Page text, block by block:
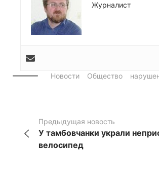
Журналист
Новости Общество
Предыдущая новость
У тамбовчанки украли
велосипед